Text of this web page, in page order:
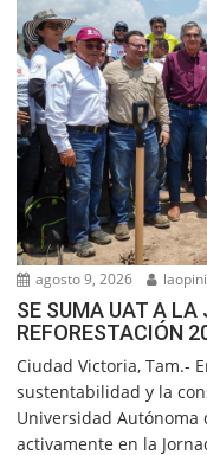
agosto 9, 2026
SE SUMA UAT A
REFORESTACIÓN
Ciudad Victoria, Tam.-
sustentabilidad y la
Universidad Autónoma
activamente en la